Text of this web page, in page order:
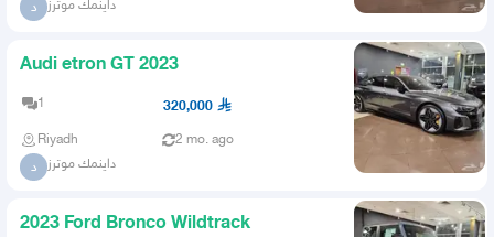
د داينمك موترز
Audi etron GT 2023
1 320,000
Riyadh 2 mo. ago
د داينمك موترز
2023 Ford Bronco Wildtrack